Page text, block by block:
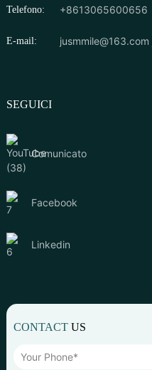
Telefono: +8613065600656
E-mail: jusmmile@163.com
SEGUICI
Comunicato
Facebook
Linkedin
CONTACTUS